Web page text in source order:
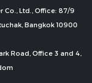
Co., Ltd., Office: 87/9
Bangkok 10900
Road, Office 3 and 4,